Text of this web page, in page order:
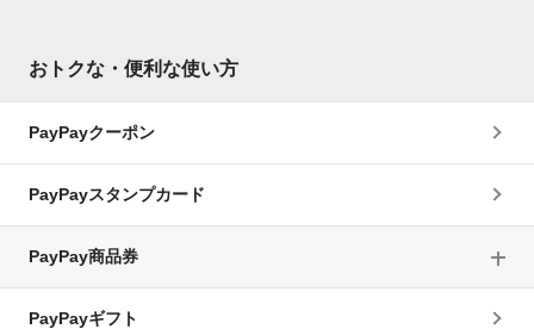
おトクな・便利な使い方
PayPayクーポン
PayPayスタンプカード
PayPay商品券
PayPayギフト